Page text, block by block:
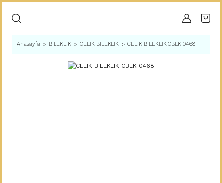
Anasayfa BİLEKLİK CELIK BILEKLIK CELIK BILEKLIK CBLK 0468